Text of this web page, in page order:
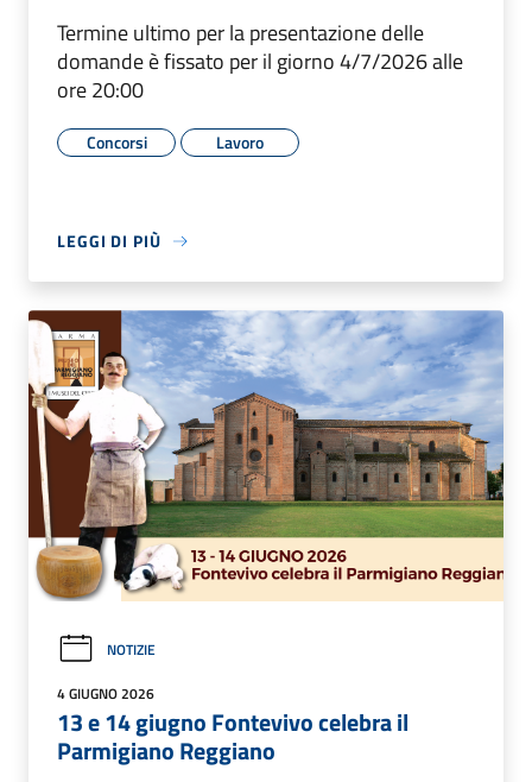
Termine ultimo per la presentazione delle
domande è fissato per il giorno 4/7/2026 alle
ore 20:00
Concorsi Lavoro
LEGGI DI PIÙ
NOTIZIE
4 GIUGNO 2026
13 e 14 giugno Fontevivo celebra il
Parmigiano Reggiano